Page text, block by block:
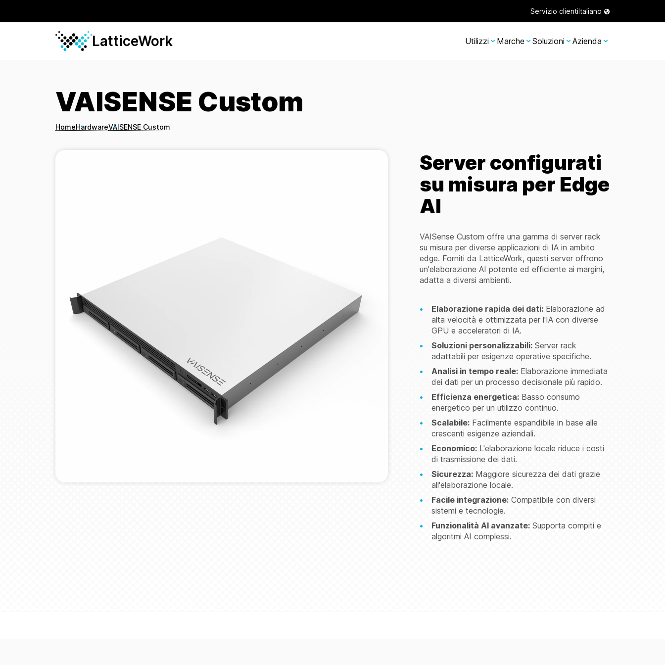
Servizio clientiItaliano
LatticeWork Utilizzi Marche Soluzioni Azienda
VAISENSE Custom
Breadcrumbs
HomeHardwareVAISENSE Custom
Server configurati
su misura per Edge
AI
VAISense Custom offre una gamma di server rack
su misura per diverse applicazioni di IA in ambito
edge. Forniti da LatticeWork, questi server offrono
un'elaborazione AI potente ed efficiente ai margini,
adatta a diversi ambienti.
Elaborazione rapida dei dati: Elaborazione ad
alta velocità e ottimizzata per l'IA con diverse
GPU e acceleratori di IA.
Soluzioni personalizzabili: Server rack
adattabili per esigenze operative specifiche.
Analisi in tempo reale: Elaborazione immediata
dei dati per un processo decisionale più rapido.
Efficienza energetica: Basso consumo
energetico per un utilizzo continuo.
Scalabile: Facilmente espandibile in base alle
crescenti esigenze aziendali.
Economico: L'elaborazione locale riduce i costi
di trasmissione dei dati.
Sicurezza: Maggiore sicurezza dei dati grazie
all'elaborazione locale.
Facile integrazione: Compatibile con diversi
sistemi e tecnologie.
Funzionalità AI avanzate: Supporta compiti e
algoritmi AI complessi.